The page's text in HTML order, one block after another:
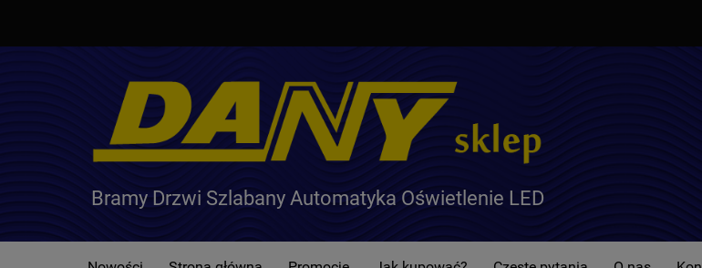
Bramy Drzwi Szlabany Automatyka Oświetlenie LED